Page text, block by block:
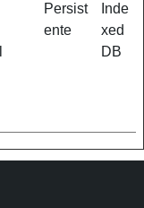
Persist
ente
Inde
xed
DB